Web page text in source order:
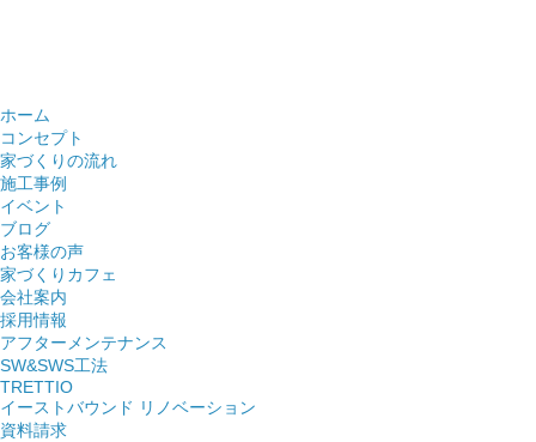
ホーム
コンセプト
家づくりの流れ
施工事例
イベント
ブログ
お客様の声
家づくりカフェ
会社案内
採用情報
アフターメンテナンス
SW&SWS工法
TRETTIO
イーストバウンド リノベーション
資料請求